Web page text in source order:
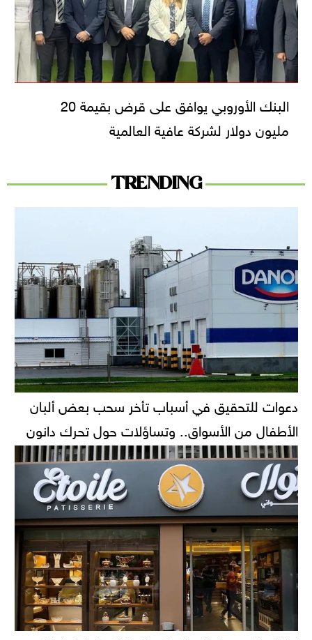
البنك الأوروبي يوافق على قرض بقيمة 20
مليون دولار لشركة عافية العالمية
TRENDING
دعوات للتحقيق في أسباب تأخر سحب بعض ألبان
الأطفال من الأسواق.. وتساؤلات حول تحرك دانون